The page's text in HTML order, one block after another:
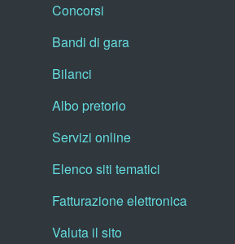
Concorsi
Bandi di gara
Bilanci
Albo pretorio
Servizi online
Elenco siti tematici
Fatturazione elettronica
Valuta il sito